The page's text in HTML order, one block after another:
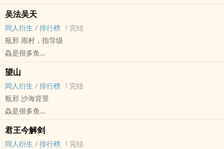
BL - 短篇 - 完结
吴法吴天
同人衍生 / 排行榜
完结
瓶邪 雨村，指导级
鱻是很多鱼
BL - 短篇 - 完结
望山
同人衍生 / 排行榜
完结
瓶邪 沙海背景
鱻是很多鱼
BL - 短篇 - 完结
君王今解剑
同人衍生 / 排行榜
完结